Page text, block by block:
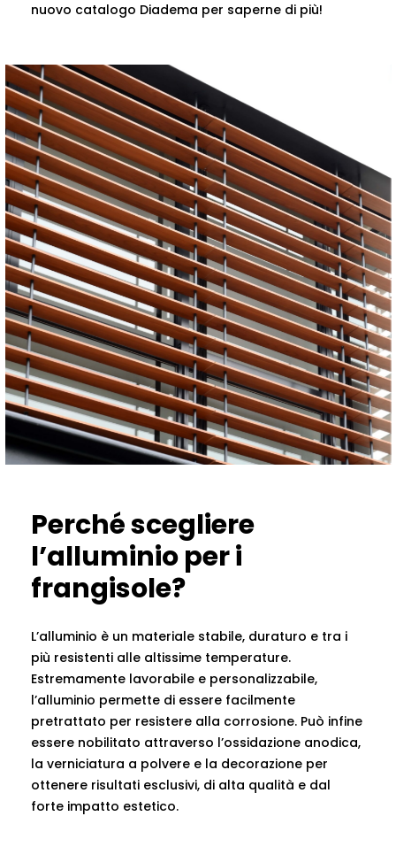
nuovo catalogo Diadema per saperne di più!
Perché scegliere
l’alluminio per i
frangisole?
L’alluminio è un materiale stabile, duraturo e tra i
più resistenti alle altissime temperature.
Estremamente lavorabile e personalizzabile,
l’alluminio permette di essere facilmente
pretrattato per resistere alla corrosione. Può infine
essere nobilitato attraverso l’ossidazione anodica,
la verniciatura a polvere e la decorazione per
ottenere risultati esclusivi, di alta qualità e dal
forte impatto estetico.